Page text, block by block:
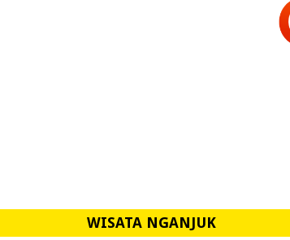
WISATA NGANJUK